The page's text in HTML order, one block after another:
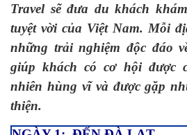
Travel sẽ đưa du khách
tuyệt vời của Việt Nam. Mỗi
những trải nghiệm độc đáo
giúp khách có cơ hội được
nhiên hùng vĩ và được gặp
thiện.